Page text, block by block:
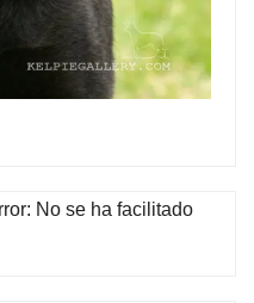
No se ha facilitado